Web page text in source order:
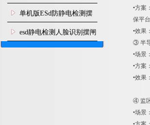
机
单机版ESd防静电检测摆
闸机
esd静电检测人脸识别摆闸
安装
•方案
保平台
•效果
③ 半
•场景
•方案
•效果
④ 监
•场景